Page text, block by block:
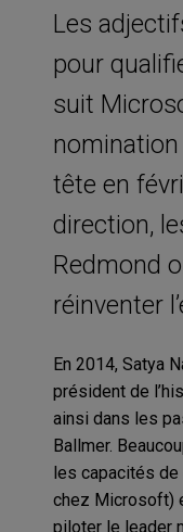
Les
pour
suit
nomination
tête en
direction,
Redmond
réinventer
En 2014, Satya
président de
ainsi dans les
Ballmer.
les capacités de
chez Microsoft)
piloter le leader